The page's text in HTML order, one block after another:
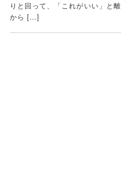
りと回って、「これがいい」と
から […]